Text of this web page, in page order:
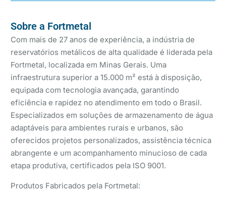
Sobre a Fortmetal
Com mais de 27 anos de experiência, a indústria de
reservatórios metálicos de alta qualidade é liderada pela
Fortmetal, localizada em Minas Gerais. Uma
infraestrutura superior a 15.000 m² está à disposição,
equipada com tecnologia avançada, garantindo
eficiência e rapidez no atendimento em todo o Brasil.
Especializados em soluções de armazenamento de água
adaptáveis para ambientes rurais e urbanos, são
oferecidos projetos personalizados, assistência técnica
abrangente e um acompanhamento minucioso de cada
etapa produtiva, certificados pela ISO 9001.
Produtos Fabricados pela Fortmetal: